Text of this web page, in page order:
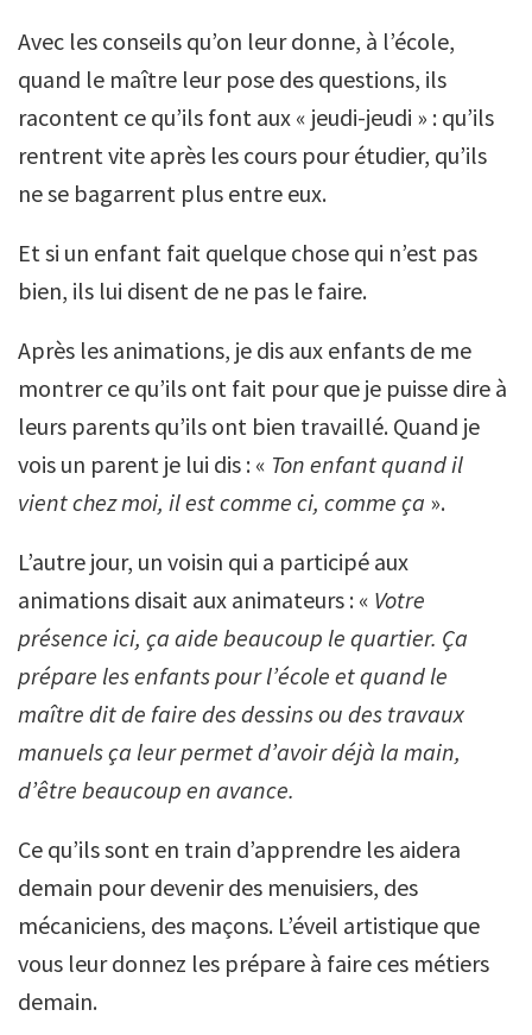
Avec les conseils qu’on leur donne, à l’école,
quand le maître leur pose des questions, ils
racontent ce qu’ils font aux « jeudi-jeudi » : qu’ils
rentrent vite après les cours pour étudier, qu’ils
ne se bagarrent plus entre eux.
Et si un enfant fait quelque chose qui n’est pas
bien, ils lui disent de ne pas le faire.
Après les animations, je dis aux enfants de me
montrer ce qu’ils ont fait pour que je puisse dire à
leurs parents qu’ils ont bien travaillé. Quand je
vois un parent je lui dis : « Ton enfant quand il
vient chez moi, il est comme ci, comme ça ».
L’autre jour, un voisin qui a participé aux
animations disait aux animateurs : « Votre
présence ici, ça aide beaucoup le quartier. Ça
prépare les enfants pour l’école et quand le
maître dit de faire des dessins ou des travaux
manuels ça leur permet d’avoir déjà la main,
d’être beaucoup en avance.
Ce qu’ils sont en train d’apprendre les aidera
demain pour devenir des menuisiers, des
mécaniciens, des maçons. L’éveil artistique que
vous leur donnez les prépare à faire ces métiers
demain.